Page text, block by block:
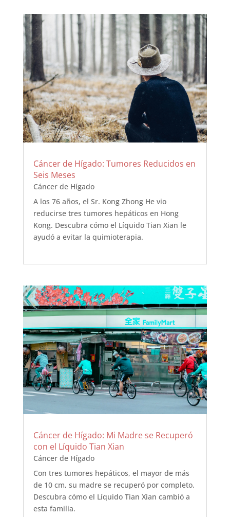
Cáncer de Hígado: Tumores Reducidos en
Seis Meses
Cáncer de Hígado
A los 76 años, el Sr. Kong Zhong He vio
reducirse tres tumores hepáticos en Hong
Kong. Descubra cómo el Líquido Tian Xian le
ayudó a evitar la quimioterapia.
Cáncer de Hígado: Mi Madre se Recuperó
con el Líquido Tian Xian
Cáncer de Hígado
Con tres tumores hepáticos, el mayor de más
de 10 cm, su madre se recuperó por completo.
Descubra cómo el Líquido Tian Xian cambió a
esta familia.